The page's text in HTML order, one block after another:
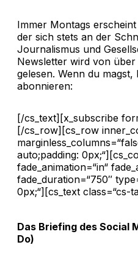
Immer Montags
der sich stets an der
Journalismus und
Newsletter wird von
gelesen. Wenn du
abonnieren:
[/cs_text][x_subscribe
[/cs_row][cs_row
auto;padding:
fade_animation=“in“
fade_duration=“750″
0px;“][cs_text class=“cs-
Das Briefing des Social
Do)